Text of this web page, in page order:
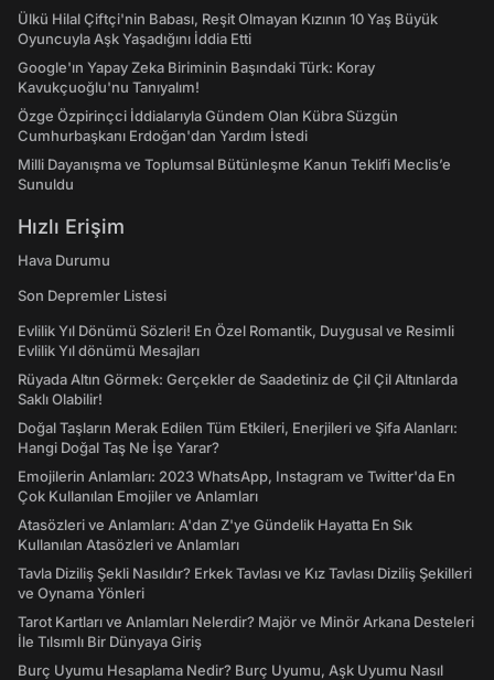
Ülkü Hilal Çiftçi'nin Babası, Reşit Olmayan Kızının 10 Yaş Büyük
Oyuncuyla Aşk Yaşadığını İddia Etti
Google'ın Yapay Zeka Biriminin Başındaki Türk: Koray
Kavukçuoğlu'nu Tanıyalım!
Özge Özpirinçci İddialarıyla Gündem Olan Kübra Süzgün
Cumhurbaşkanı Erdoğan'dan Yardım İstedi
Milli Dayanışma ve Toplumsal Bütünleşme Kanun Teklifi Meclis’e
Sunuldu
Hızlı Erişim
Hava Durumu
Son Depremler Listesi
Evlilik Yıl Dönümü Sözleri! En Özel Romantik, Duygusal ve Resimli
Evlilik Yıl dönümü Mesajları
Rüyada Altın Görmek: Gerçekler de Saadetiniz de Çil Çil Altınlarda
Saklı Olabilir!
Doğal Taşların Merak Edilen Tüm Etkileri, Enerjileri ve Şifa Alanları:
Hangi Doğal Taş Ne İşe Yarar?
Emojilerin Anlamları: 2023 WhatsApp, Instagram ve Twitter'da En
Çok Kullanılan Emojiler ve Anlamları
Atasözleri ve Anlamları: A'dan Z'ye Gündelik Hayatta En Sık
Kullanılan Atasözleri ve Anlamları
Tavla Diziliş Şekli Nasıldır? Erkek Tavlası ve Kız Tavlası Diziliş Şekilleri
ve Oynama Yönleri
Tarot Kartları ve Anlamları Nelerdir? Majör ve Minör Arkana Desteleri
İle Tılsımlı Bir Dünyaya Giriş
Burç Uyumu Hesaplama Nedir? Burç Uyumu, Aşk Uyumu Nasıl